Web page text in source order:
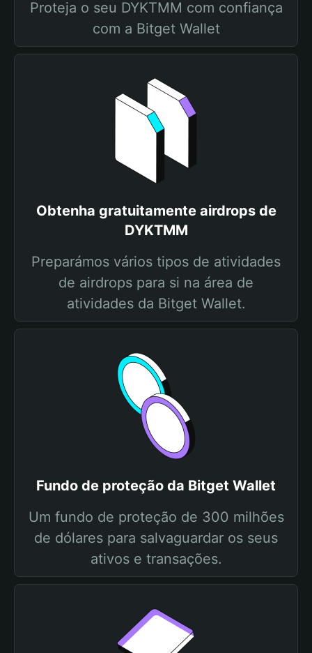
Proteja o seu DYKTMM com confiança
com a Bitget Wallet
Obtenha gratuitamente airdrops de
DYKTMM
Preparámos vários tipos de atividades
de airdrops para si na área de
atividades da Bitget Wallet.
Fundo de proteção da Bitget Wallet
Um fundo de proteção de 300 milhões
de dólares para salvaguardar os seus
ativos e transações.